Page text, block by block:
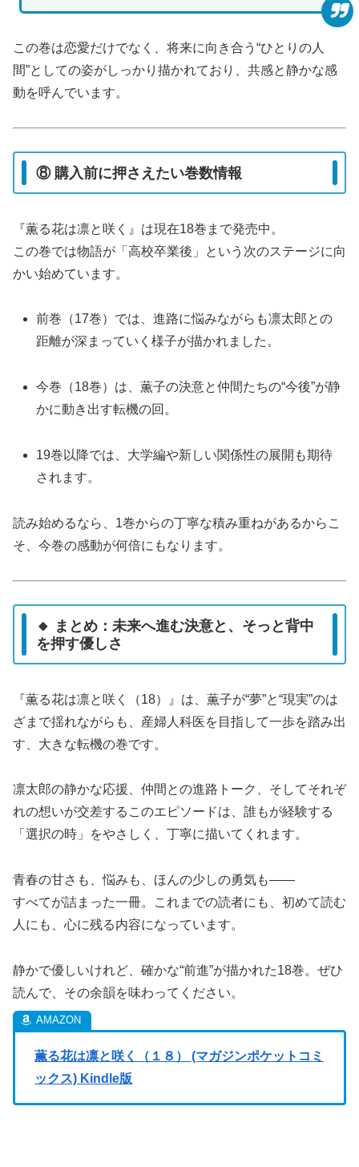
この巻は恋愛だけでなく、将来に向き合う“ひとりの人
間”としての姿がしっかり描かれており、共感と静かな感
動を呼んでいます。
⑧ 購入前に押さえたい巻数情報
『薫る花は凛と咲く』は現在18巻まで発売中。
この巻では物語が「高校卒業後」という次のステージに向
かい始めています。
前巻（17巻）では、進路に悩みながらも凛太郎との
距離が深まっていく様子が描かれました。
今巻（18巻）は、薫子の決意と仲間たちの“今後”が静
かに動き出す転機の回。
19巻以降では、大学編や新しい関係性の展開も期待
されます。
読み始めるなら、1巻からの丁寧な積み重ねがあるからこ
そ、今巻の感動が何倍にもなります。
🔸 まとめ：未来へ進む決意と、そっと背中
を押す優しさ
『薫る花は凛と咲く（18）』は、薫子が“夢”と“現実”のは
ざまで揺れながらも、産婦人科医を目指して一歩を踏み出
す、大きな転機の巻です。
凛太郎の静かな応援、仲間との進路トーク、そしてそれぞ
れの想いが交差するこのエピソードは、誰もが経験する
「選択の時」をやさしく、丁寧に描いてくれます。
青春の甘さも、悩みも、ほんの少しの勇気も――
すべてが詰まった一冊。これまでの読者にも、初めて読む
人にも、心に残る内容になっています。
静かで優しいけれど、確かな“前進”が描かれた18巻。ぜひ
読んで、その余韻を味わってください。
薫る花は凛と咲く（１８） (マガジンポケットコミ
ックス) Kindle版